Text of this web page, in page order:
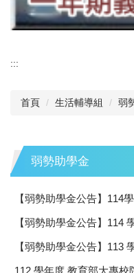
:::
首頁 生活輔導組 弱
弱勢助學金
【弱勢助學金公告】114
【弱勢助學金公告】114 學年度教
【弱勢助學金公告】113 學年度教
112 學年度 教育部大專校院弱